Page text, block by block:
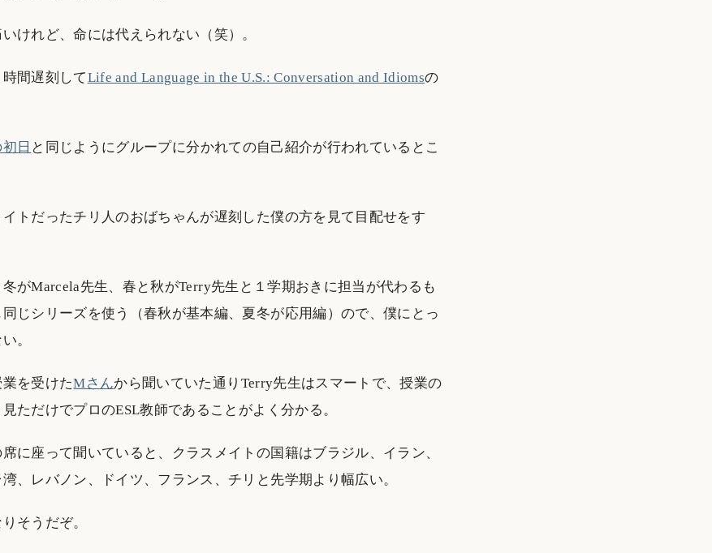
けれど、命には代えられない（笑）。
間遅刻してLife and Language in the U.S.: Conversation and Idiomsの
日 と同じようにグループに分かれての自己紹介が行われているとこ
トだったチリ人のおばちゃんが遅刻した僕の方を見て目配せをす
がMarcela先生、春と秋がTerry先生と１学期おきに担当が代わるも
じシリーズを使う（春秋が基本編、夏冬が応用編）ので、僕にとっ
。
を受けたMさんから聞いていた通りTerry先生はスマートで、授業の
ただけでプロのESL教師であることがよく分かる。
に座って聞いていると、クラスメイトの国籍はブラジル、イラン、
湾、レバノン、ドイツ、フランス、チリと先学期より幅広い。
そうだぞ。